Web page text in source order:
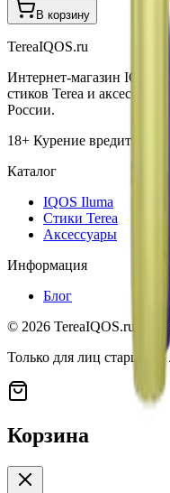
В корзину
TereaIQOS.ru
Интернет-магазин IQOS
стиков Terea и
России.
18+ Курение вредит
Каталог
IQOS Iluma
Стики Terea
Аксессуары
Информация
Блог
© 2026 TereaIQOS.ru.
Только для лиц старше 18
Корзина